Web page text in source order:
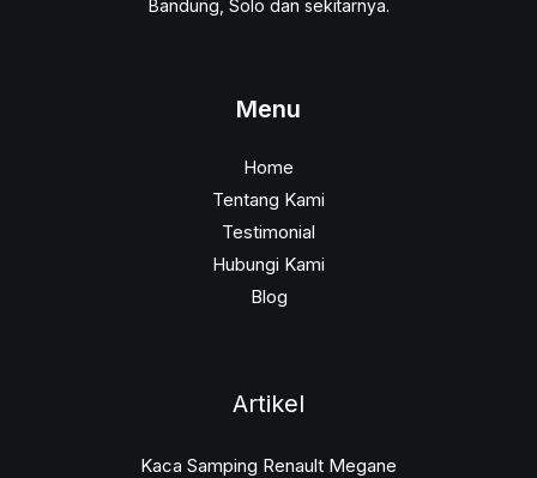
Bandung, Solo dan sekitarnya.
Menu
Home
Tentang Kami
Testimonial
Hubungi Kami
Blog
Artikel
Kaca Samping Renault Megane